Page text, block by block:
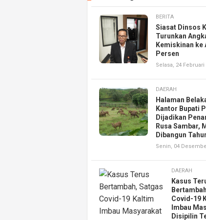
BERITA
Siasat Dinsos
Turunkan
Kemiskinan ke
Persen
Selasa, 24 Februari
DAERAH
Halaman
Kantor Bupati
Dijadikan
Rusa Sambar,
Dibangun
Senin, 04
DAERAH
Kasus
Covid-19
Imbau
Disipilin